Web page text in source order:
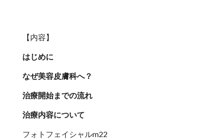
【内容】
はじめに
なぜ美容皮膚科へ？
治療開始までの流れ
治療内容について
フォトフェイシャルm22